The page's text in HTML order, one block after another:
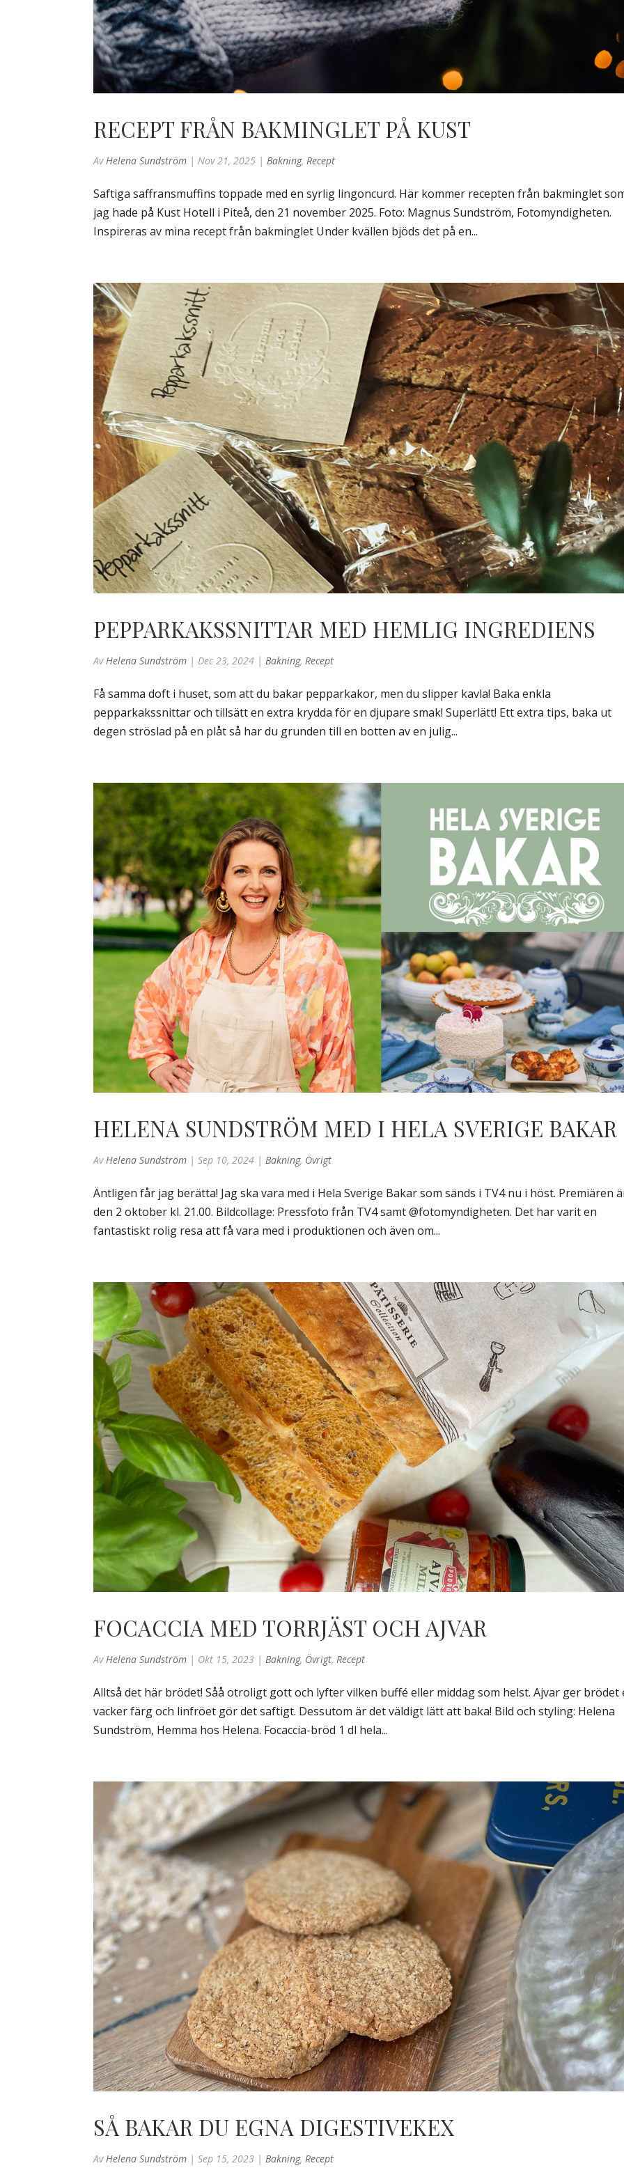
RECEPT FRÅN BAKMINGLET PÅ KUST
AvHelena Sundström |Nov 21, 2025 |Bakning,Recept
Saftiga saffransmuffins toppade med en syrlig lingoncurd. Här kommer recepten från bakminglet
jag hade på Kust Hotell i Piteå, den 21 november 2025. Foto: Magnus Sundström, Fotomyndigheten.
Inspireras av mina recept från bakminglet Under kvällen bjöds det på en...
PEPPARKAKSSNITTAR MED HEMLIG INGREDIENS
Av Helena Sundström | Dec 23, 2024 | Bakning, Recept
Få samma doft i huset, som att du bakar pepparkakor, men du slipper kavla! Baka enkla
pepparkakssnittar och tillsätt en extra krydda för en djupare smak! Superlätt! Ett extra tips, baka ut
degen ströslad på en plåt så har du grunden till en botten av en julig...
HELENA SUNDSTRÖM MED I HELA SVERIGE BAKAR
Av Helena Sundström |Sep 10, 2024 | Bakning, Övrigt
Äntligen får jag berätta! Jag ska vara med i Hela Sverige Bakar som sänds i TV4 nu i höst. Premiären
den 2 oktober kl. 21.00. Bildcollage: Pressfoto från TV4 samt @fotomyndigheten. Det har varit en
fantastiskt rolig resa att få vara med i produktionen och även om...
FOCACCIA MED TORRJÄST OCH AJVAR
AvHelena Sundström | Okt 15, 2023 |Bakning, Övrigt,Recept
Alltså det här brödet! Såå otroligt gott och lyfter vilken buffé eller middag som helst. Ajvar ger brödet
vacker färg och linfröet gör det saftigt. Dessutom är det väldigt lätt att baka! Bild och styling: Helena
Sundström, Hemma hos Helena. Focaccia-bröd 1 dl hela...
SÅ BAKAR DU EGNA DIGESTIVEKEX
AvHelena Sundström |Sep 15, 2023 |Bakning,Recept